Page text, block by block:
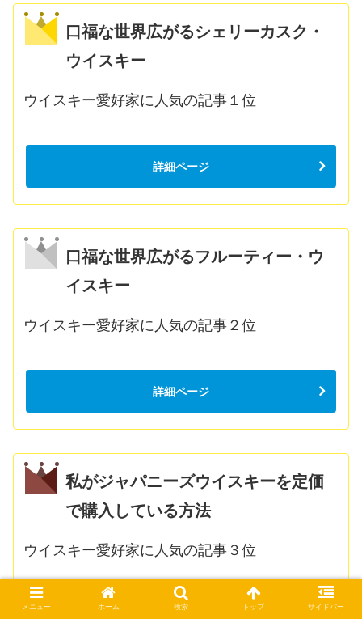
口福な世界広がるシェリーカスク・
ウイスキー
ウイスキー愛好家に人気の記事１位
詳細ページ
口福な世界広がるフルーティー・ウ
イスキー
ウイスキー愛好家に人気の記事２位
詳細ページ
私がジャパニーズウイスキーを定価
で購入している方法
ウイスキー愛好家に人気の記事３位
詳細ページ
メニュー ホーム 検索 トップ サイドバー